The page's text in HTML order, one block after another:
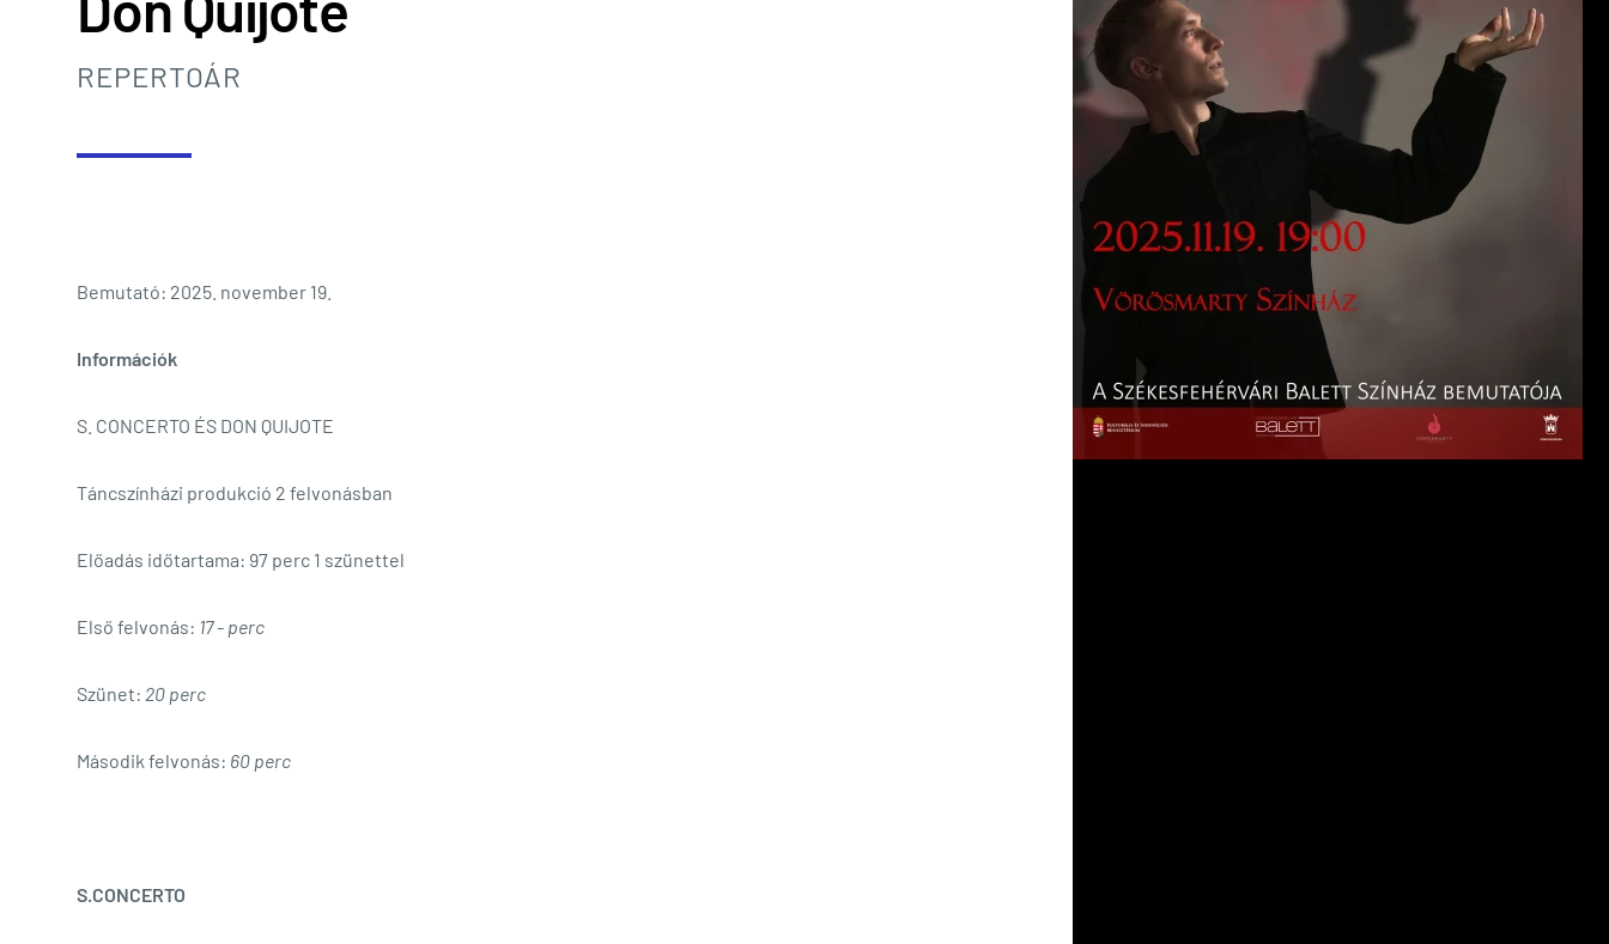
REPERTOÁR
Bemutató: 2025. november 19.
Információk
S. CONCERTO ÉS DON QUIJOTE
Táncszínházi produkció 2 felvonásban
Előadás időtartama: 97 perc 1 szünettel
Első felvonás: 17 - perc
Szünet: 20 perc
Második felvonás: 60 perc
S.CONCERTO